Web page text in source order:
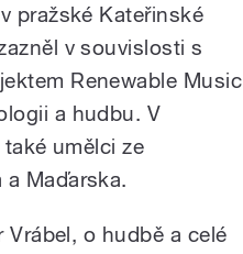
pražské Kateřinské
v souvislosti s
Renewable Music
a hudbu. V
umělci ze
Maďarska.
o hudbě a celé